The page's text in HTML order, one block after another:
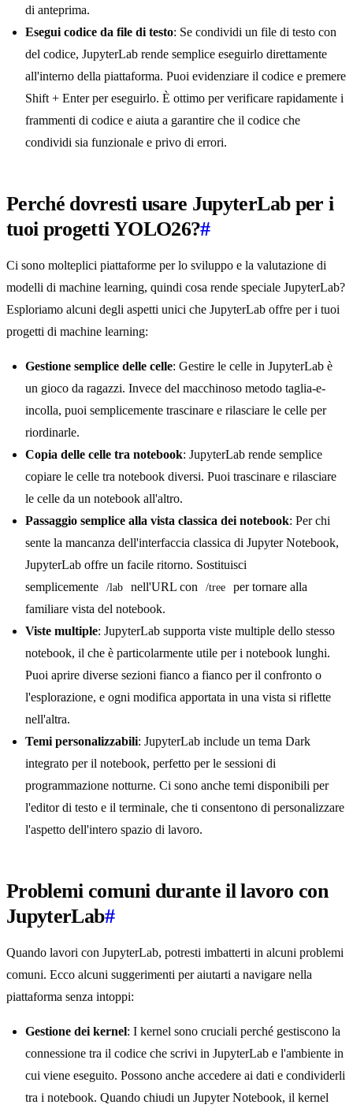
di anteprima.
Esegui codice da file di testo: Se condividi un file di testo con
del codice, JupyterLab rende semplice eseguirlo direttamente
all'interno della piattaforma. Puoi evidenziare il codice e premere
Shift + Enter per eseguirlo. È ottimo per verificare rapidamente i
frammenti di codice e aiuta a garantire che il codice che
condividi sia funzionale e privo di errori.
Perché dovresti usare JupyterLab per i
tuoi progetti YOLO26?#
Ci sono molteplici piattaforme per lo sviluppo e la valutazione di
modelli di machine learning, quindi cosa rende speciale JupyterLab?
Esploriamo alcuni degli aspetti unici che JupyterLab offre per i tuoi
progetti di machine learning:
Gestione semplice delle celle: Gestire le celle in JupyterLab è
un gioco da ragazzi. Invece del macchinoso metodo taglia-e-
incolla, puoi semplicemente trascinare e rilasciare le celle per
riordinarle.
Copia delle celle tra notebook: JupyterLab rende semplice
copiare le celle tra notebook diversi. Puoi trascinare e rilasciare
le celle da un notebook all'altro.
Passaggio semplice alla vista classica dei notebook: Per chi
sente la mancanza dell'interfaccia classica di Jupyter Notebook,
JupyterLab offre un facile ritorno. Sostituisci
semplicemente
/lab nell'URL con /tree
per tornare alla
familiare vista del notebook.
Viste multiple: JupyterLab supporta viste multiple dello stesso
notebook, il che è particolarmente utile per i notebook lunghi.
Puoi aprire diverse sezioni fianco a fianco per il confronto o
l'esplorazione, e ogni modifica apportata in una vista si riflette
nell'altra.
Temi personalizzabili: JupyterLab include un tema Dark
integrato per il notebook, perfetto per le sessioni di
programmazione notturne. Ci sono anche temi disponibili per
l'editor di testo e il terminale, che ti consentono di personalizzare
l'aspetto dell'intero spazio di lavoro.
Problemi comuni durante il lavoro con
JupyterLab#
Quando lavori con JupyterLab, potresti imbatterti in alcuni problemi
comuni. Ecco alcuni suggerimenti per aiutarti a navigare nella
piattaforma senza intoppi:
Gestione dei kernel: I kernel sono cruciali perché gestiscono la
connessione tra il codice che scrivi in JupyterLab e l'ambiente in
cui viene eseguito. Possono anche accedere ai dati e condividerli
tra i notebook. Quando chiudi un Jupyter Notebook, il kernel